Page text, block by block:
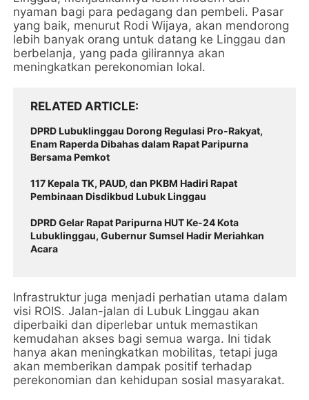
nyaman bagi para pedagang dan pembeli. Pasar
yang baik, menurut Rodi Wijaya, akan mendorong
lebih banyak orang untuk datang ke Linggau dan
berbelanja, yang pada gilirannya akan
meningkatkan perekonomian lokal.
RELATED ARTICLE
DPRD Lubuklinggau Dorong Regulasi Pro-Rakyat,
Enam Raperda Dibahas dalam Rapat Paripurna
Bersama Pemkot
117 Kepala TK, PAUD, dan PKBM Hadiri Rapat
Pembinaan Disdikbud Lubuk Linggau
DPRD Gelar Rapat Paripurna HUT Ke-24 Kota
Lubuklinggau, Gubernur Sumsel Hadir Meriahkan
Infrastruktur juga menjadi perhatian utama dalam
visi ROIS. Jalan-jalan di Lubuk Linggau akan
diperbaiki dan diperlebar untuk memastikan
kemudahan akses bagi semua warga. Ini tidak
hanya akan meningkatkan mobilitas, tetapi juga
akan memberikan dampak positif terhadap
perekonomian dan kehidupan sosial masyarakat.